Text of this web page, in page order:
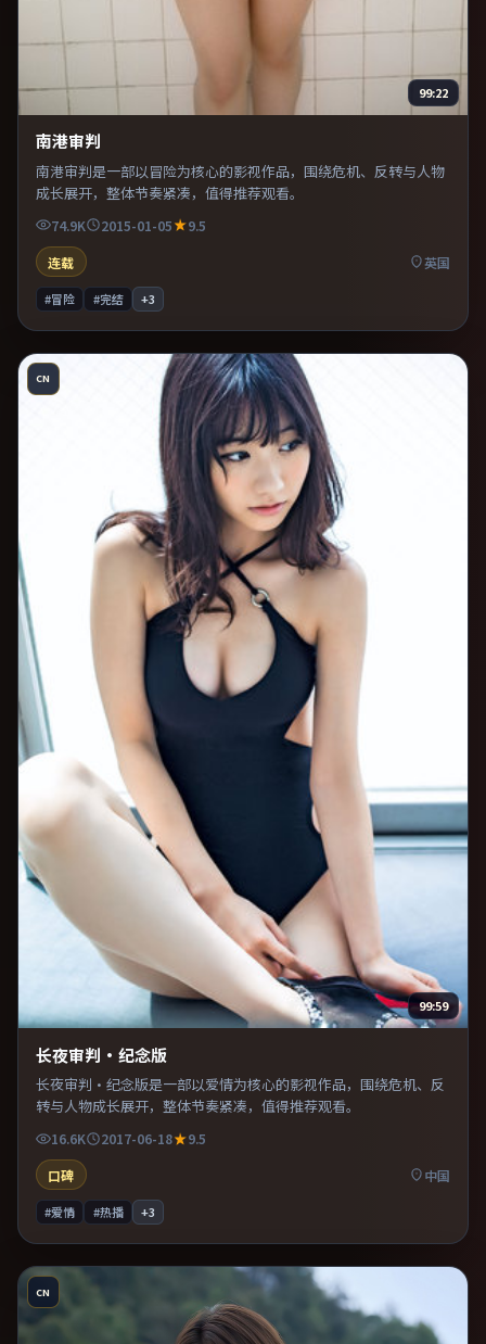
99:22
南港审判
南港审判是一部以冒险为核心的影视作品，围绕危机、反转与人物
成长展开，整体节奏紧凑，值得推荐观看。
74.9K 2015-01-05
9.5
连载
英国
#冒险 #完结 +3
CN
99:59
长夜审判·纪念版
长夜审判·纪念版是一部以爱情为核心的影视作品，围绕危机、反
转与人物成长展开，整体节奏紧凑，值得推荐观看。
16.6K 2017-06-18
9.5
口碑
中国
#爱情 #热播 +3
CN